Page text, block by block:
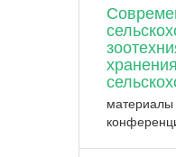
материалы